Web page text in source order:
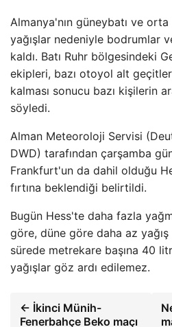
Almanya'nın güneybatı ve
yağışlar nedeniyle bodrumlar
kaldı. Batı Ruhr bölgesindeki
ekipleri, bazı otoyol alt
kalması sonucu bazı kişilerin
söyledi.
Alman Meteoroloji Servisi
DWD) tarafından çarşamba
Frankfurt'un da dahil olduğu
fırtına beklendiği belirtildi.
Bugün Hess'te daha fazla
göre, düne göre daha az yağış
sürede metrekare başına 40
yağışlar göz ardı edilemez.
← İkinci Münih-
Fenerbahçe Beko maçı